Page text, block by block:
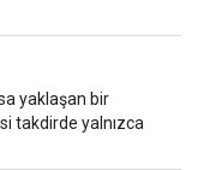
yaklaşan bir
takdirde yalnızca